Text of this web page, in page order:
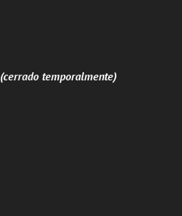
(cerrado temporalmente)